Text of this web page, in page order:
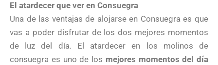
El atardecer que ver en Consuegra
Una de las ventajas de alojarse en Consuegra es que
vas a poder disfrutar de los dos mejores momentos
de luz del día. El atardecer en los molinos de
consuegra es uno de los mejores momentos del día